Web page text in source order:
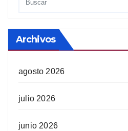
Archivos
agosto 2026
julio 2026
junio 2026